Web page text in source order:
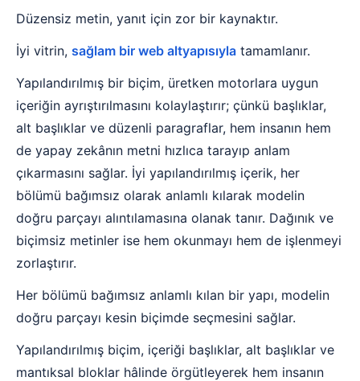
Düzensiz metin, yanıt için zor bir kaynaktır.
İyi vitrin, sağlam bir web altyapısıyla tamamlanır.
Yapılandırılmış bir biçim, üretken motorlara uygun
içeriğin ayrıştırılmasını kolaylaştırır; çünkü başlıklar,
alt başlıklar ve düzenli paragraflar, hem insanın hem
de yapay zekânın metni hızlıca tarayıp anlam
çıkarmasını sağlar. İyi yapılandırılmış içerik, her
bölümü bağımsız olarak anlamlı kılarak modelin
doğru parçayı alıntılamasına olanak tanır. Dağınık ve
biçimsiz metinler ise hem okunmayı hem de işlenmeyi
zorlaştırır.
Her bölümü bağımsız anlamlı kılan bir yapı, modelin
doğru parçayı kesin biçimde seçmesini sağlar.
Yapılandırılmış biçim, içeriği başlıklar, alt başlıklar ve
mantıksal bloklar hâlinde örgütleyerek hem insanın